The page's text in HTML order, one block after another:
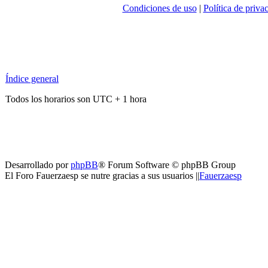
Condiciones de uso| Política de
Índice general
Todos los horarios son UTC + 1 hora
Desarrollado porphpBB® Forum Software © phpBB Group
El Foro Fauerzaesp se nutre gracias a sus usuarios ||Fauerzaesp